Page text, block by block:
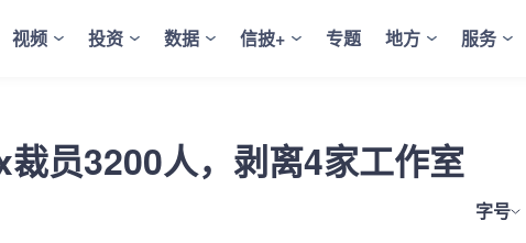
视频 投资 数据 信披+ 专题 地方 服务
员3200人，剥离4家工作室
字号